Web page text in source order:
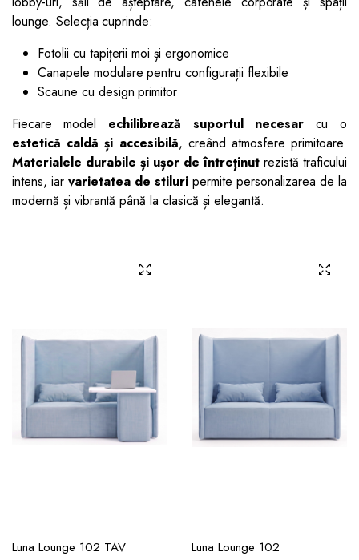
lounge. Selecția cuprinde:
Fotolii cu tapițerii moi și ergonomice
Canapele modulare pentru configurații flexibile
Scaune cu design primitor
Fiecare model echilibrează suportul necesarcu o
estetică caldă și accesibilă, creând atmosfere primitoare.
Materialele durabile și ușor de întreținut rezistă traficului
intens, iarvarietatea de stiluripermite personalizarea de la
modernă și vibrantă până la clasică și elegantă.
Luna Lounge 102 TAV Luna Lounge 102